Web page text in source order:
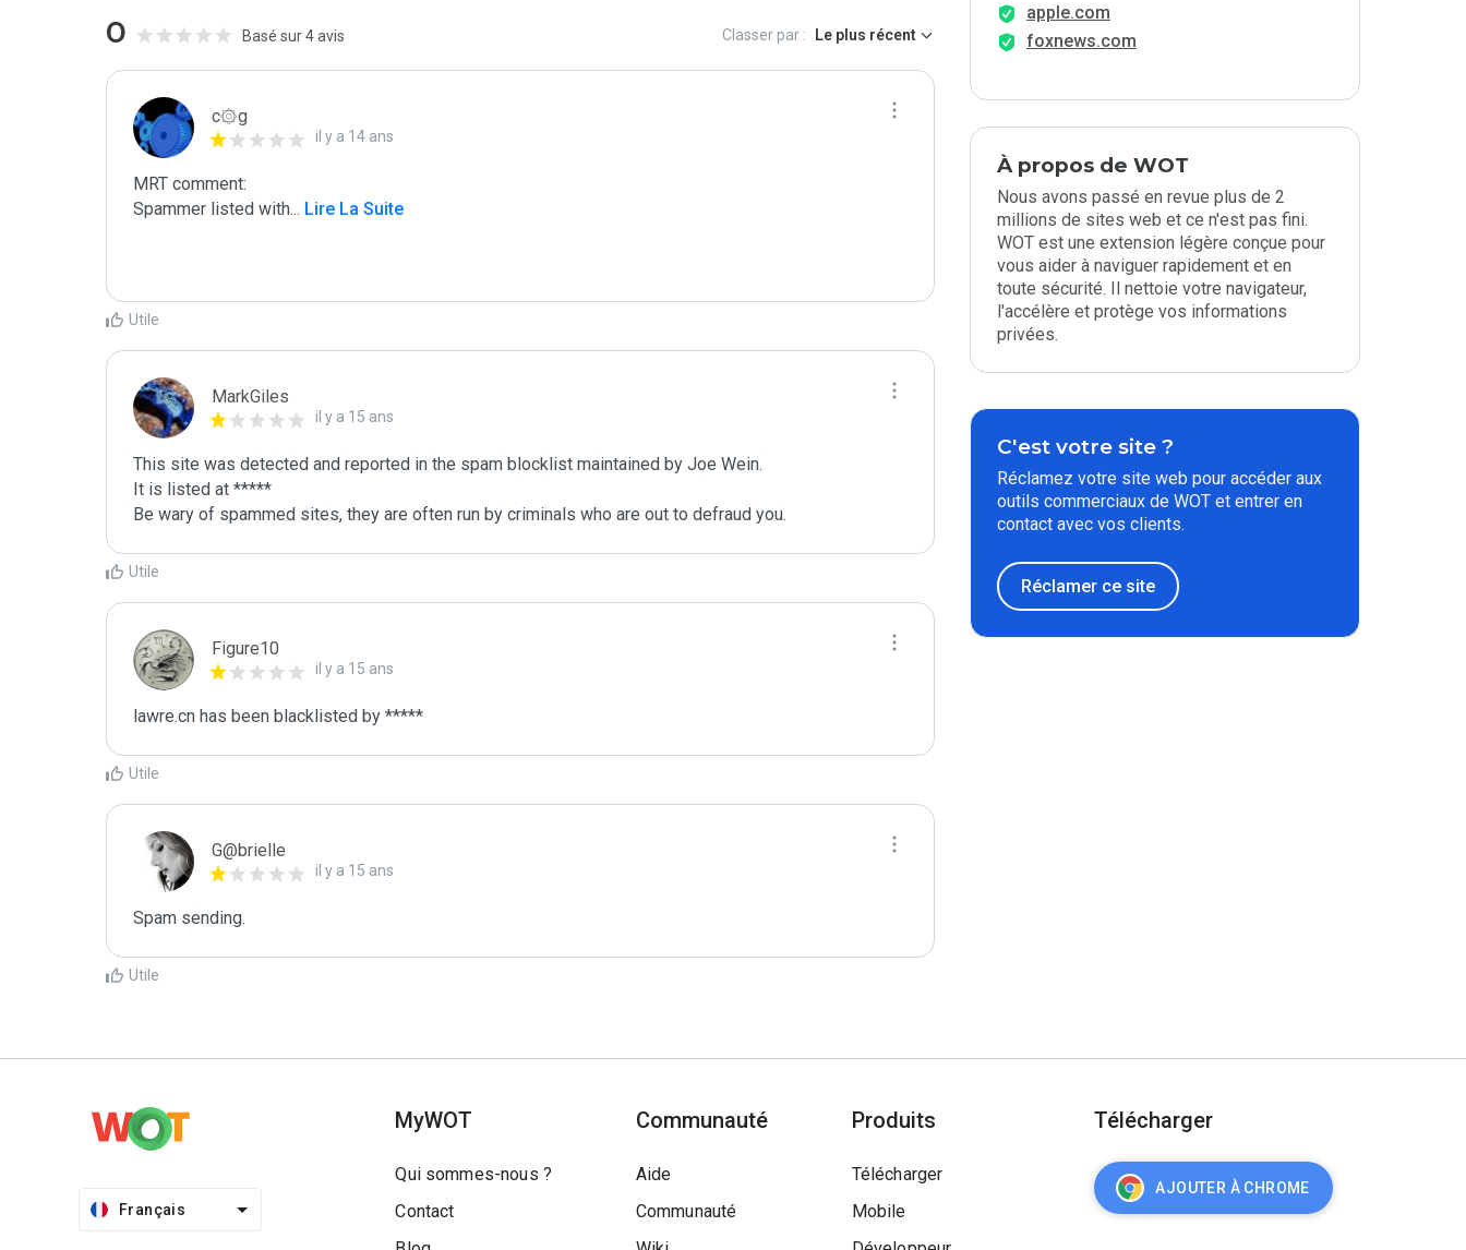
0 Basé sur 4 avis Classer par : Le plus récent
c۞g
il y a 14 ans
MRT comment:
Spammer listed with... Lire La Suite
Utile
MarkGiles
il y a 15 ans
This site was detected and reported in the spam blocklist maintained by Joe Wein.
It is listed at *****
Be wary of spammed sites, they are often run by criminals who are out to defraud you.
Utile
Figure10
il y a 15 ans
lawre.cn has been blacklisted by *****
Utile
G@brielle
il y a 15 ans
Spam sending.
Utile
apple.com
foxnews.com
À propos de WOT
Nous avons passé en revue plus de 2
millions de sites web et ce n'est pas fini.
WOT est une extension légère conçue pour
vous aider à naviguer rapidement et en
toute sécurité. Il nettoie votre navigateur,
l'accélère et protège vos informations
privées.
C'est votre site ?
Réclamez votre site web pour accéder aux
outils commerciaux de WOT et entrer en
contact avec vos clients.
Réclamer ce site
Français
MyWOT
Qui sommes-nous ?
Contact
Communauté
Aide
Communauté
Produits
Télécharger
Mobile
Télécharger
AJOUTER À CHROME